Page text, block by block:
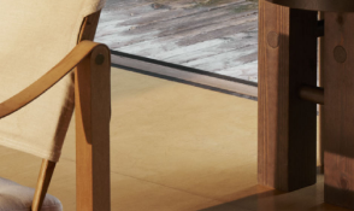
検索